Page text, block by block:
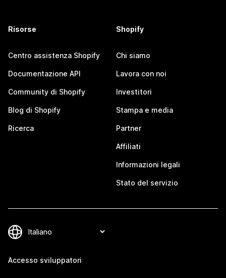
Risorse
Centro assistenza Shopify
Documentazione API
Community di Shopify
Blog di Shopify
Ricerca
Shopify
Chi siamo
Lavora con noi
Investitori
Stampa e media
Partner
Affiliati
Informazioni legali
Stato del servizio
Accesso sviluppatori